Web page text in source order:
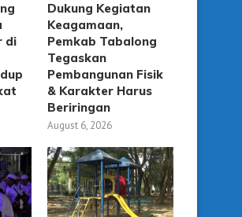
di
Dukung Kegiatan
Keagamaan,
Pemkab Tabalong
Tegaskan
Pembangunan Fisik
& Karakter Harus
Beriringan
August 6, 2026